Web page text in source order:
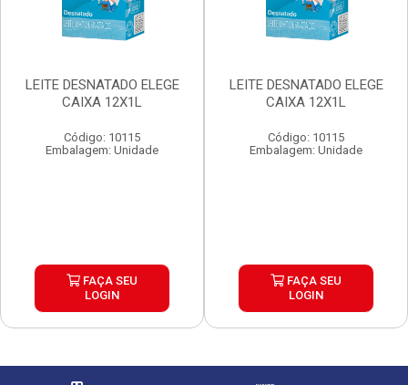
LEITE DESNATADO ELEGE
CAIXA 12X1L
Código: 10115
Embalagem: Unidade
FAÇA SEU
LOGIN
LEITE DESNATADO ELEGE
CAIXA 12X1L
Código: 10115
Embalagem: Unidade
FAÇA SEU
LOGIN